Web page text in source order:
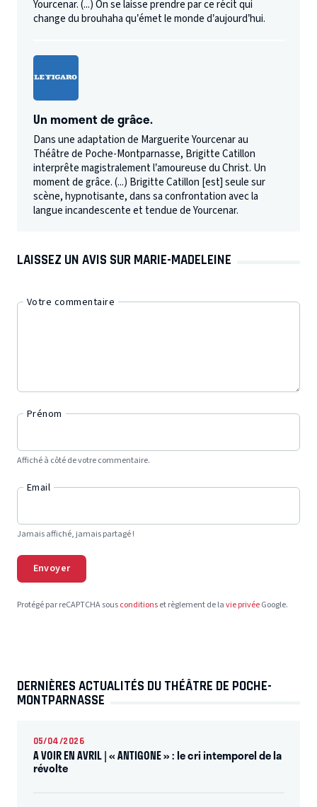
Yourcenar. (...) On se laisse prendre par ce récit qui
change du brouhaha qu’émet le monde d’aujourd’hui.
Un moment de grâce.
Dans une adaptation de Marguerite Yourcenar au
Théâtre de Poche-Montparnasse, Brigitte Catillon
interprête magistralement l’amoureuse du Christ. Un
moment de grâce. (...) Brigitte Catillon [est] seule sur
scène, hypnotisante, dans sa confrontation avec la
langue incandescente et tendue de Yourcenar.
LAISSEZ UN AVIS SUR MARIE-MADELEINE
Votre commentaire
Prénom
Affiché à côté de votre commentaire.
Email
Jamais affiché, jamais partagé !
Envoyer
Protégé par reCAPTCHA sousconditionset règlement de lavie privéeGoogle.
DERNIÈRES ACTUALITÉS DU THÉÂTRE DE POCHE-
MONTPARNASSE
05/04/2026
A VOIR EN AVRIL | « ANTIGONE » : le cri intemporel de la
révolte